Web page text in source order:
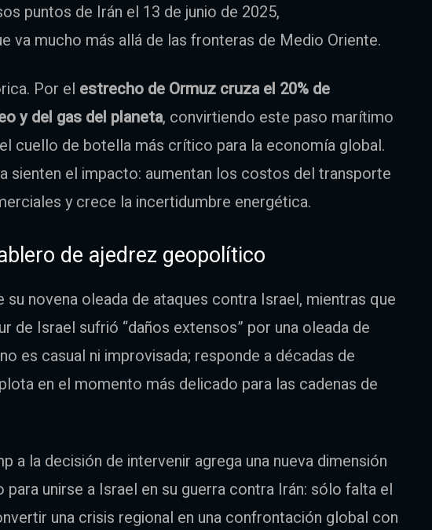
puntos de Irán el 13 de junio de 2025,
va mucho más allá de las fronteras de Medio Oriente.
Por el estrecho de Ormuz cruza el 20% de
y del gas del planeta, convirtiendo este paso marítimo
cuello de botella más crítico para la economía global.
sienten el impacto: aumentan los costos del transporte
y crece la incertidumbre energética.
de ajedrez geopolítico
su novena oleada de ataques contra Israel, mientras que
de Israel sufrió “daños extensos” por una oleada de
es casual ni improvisada; responde a décadas de
en el momento más delicado para las cadenas de
a la decisión de intervenir agrega una nueva dimensión
para unirse a Israel en su guerra contra Irán: sólo falta el
una crisis regional en una confrontación global con